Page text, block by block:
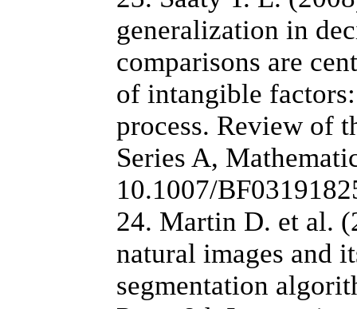
generalization in
comparisons are
of intangible
process. Review of
Series A,
10.1007/
24. Martin D. et al.
natural images and
segmentation